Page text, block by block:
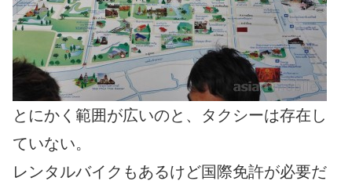
とにかく範囲が広いのと、タクシーは存在し
ていない。
レンタルバイクもあるけど国際免許が必要だ